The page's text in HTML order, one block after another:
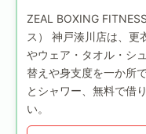
ZEAL BOXING
ス） 神戸湊川店は、更
やウェア・タオル・シ
替えや身支度を一か所
とシャワー、無料で借
い。